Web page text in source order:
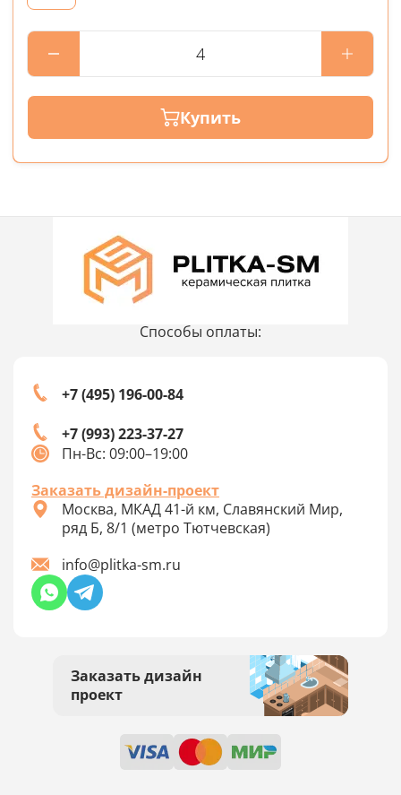
Купить
Способы оплаты:
Заказать дизайн
проект
+7 (495) 196-00-84
+7 (993) 223-37-27
Пн-Вс: 09:00–19:00
Заказать дизайн-проект
Москва, МКАД 41-й км, Славянский Мир,
ряд Б, 8/1 (метро Тютчевская)
info@plitka-sm.ru